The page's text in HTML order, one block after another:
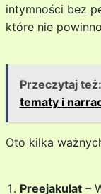
intymności bez
które nie
Przeczytaj też:
tematy i
Oto kilka
Preejakulat–